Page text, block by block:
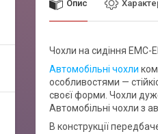
Опис
Чохли на сидіння EMC-
Автомобільні чохли
особливостями —
своєї форми. Чохли
Автомобільні чохли з
В конструкції